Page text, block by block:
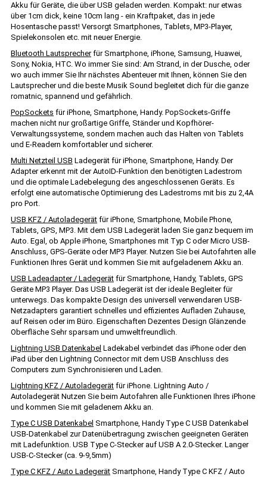
Akku für Geräte, die über USB geladen werden. Kompakt: nur etwas
über 1cm dick, keine 10cm lang - ein Kraftpaket, das in jede
Hosentasche passt! Versorgt Smartphones, Tablets, MP3-Player,
Spielekonsolen etc. mit neuer Energie.
Bluetooth Lautsprecherfür Smartphone, iPhone, Samsung, Huawei,
Sony, Nokia, HTC. Wo immer Sie sind: Am Strand, in der Dusche, oder
wo auch immer Sie Ihr nächstes Abenteuer mit Ihnen, können Sie den
Lautsprecher und die beste Musik Sound begleitet dich für die ganze
romatnic, spannend und gefährlich.
PopSockets für iPhone, Smartphone, Handy. PopSockets-Griffe
machen nicht nur großartige Griffe, Ständer und Kopfhörer-
Verwaltungssysteme, sondern machen auch das Halten von Tablets
und E-Readern komfortabler und sicherer.
Multi Netzteil USB Ladegerät für iPhone, Smartphone, Handy. Der
Adapter erkennt mit der AutoID-Funktion den benötigten Ladestrom
und die optimale Ladebelegung des angeschlossenen Geräts. Es
erfolgt eine automatische Optimierung des Ladestroms mit bis zu 2,4A
pro Port.
USB KFZ / Autoladegerät für iPhone, Smartphone, Mobile Phone,
Tablets, GPS, MP3. Mit dem USB Ladegerät laden Sie ganz bequem im
Auto. Egal, ob Apple iPhone, Smartphones mit Typ C oder Micro USB-
Anschluss, GPS-Geräte oder MP3 Player. Nutzen Sie bei Autofahrten alle
Funktionen Ihres Gerät und kommen Sie mit aufgeladenem Akku an.
USB Ladeadapter / Ladegerät für Smartphone, Handy, Tablets, GPS
Geräte MP3 Player. Das USB Ladegerät ist der ideale Begleiter für
unterwegs. Das kompakte Design des universell verwendaren USB-
Netzadapters garantiert schnelles und effizientes Aufladen Zuhause,
auf Reisen oder im Büro. Eigenschaften Dezentes Design Glänzende
Oberfläche Sehr sparsam und umweltfreundlich.
Lightning USB Datenkabel Ladekabel verbindet das iPhone oder den
iPad über den Lightning Connector mit dem USB Anschluss des
Computers zum Synchronisieren und Laden.
Lightning KFZ / Autoladegerät für iPhone. Lightning Auto /
Autoladegerät Nutzen Sie beim Autofahren alle Funktionen Ihres iPhone
und kommen Sie mit geladenem Akku an.
Type C USB Datenkabel Smartphone, Handy Type C USB Datenkabel
USB-Datenkabel zur Datenübertragung zwischen geeigneten Geräten
mit Ladefunktion. USB Type C-Stecker auf USB A 2.0-Stecker. Langer
USB-C-Stecker (ca. 9-9,5mm)
Type C KFZ / Auto Ladegerät Smartphone, Handy Type C KFZ / Auto